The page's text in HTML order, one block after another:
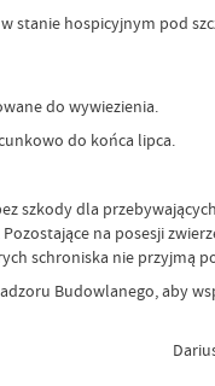
stanie hospicyjnym pod
do wywiezienia.
do końca lipca.
szkody dla
na posesji
schroniska nie przyjmą
Budowlanego, aby